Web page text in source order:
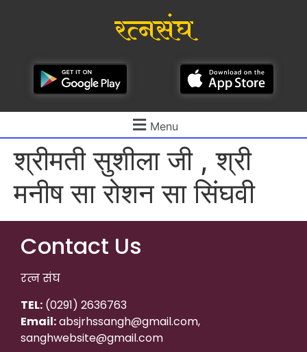
रत्नसंघ
Menu
श्रीमती सुशीला जी , श्री
मनीष सा रोशन सा सिंघवी
Contact Us
रत्न संघ
TEL: (0291) 2636763
Email:absjrhssangh@gmail.com,
sanghwebsite@gmail.com